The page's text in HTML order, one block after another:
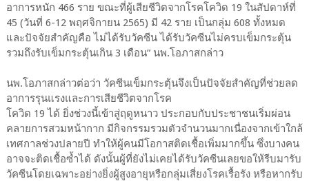
อาการหนัก 466 ราย ขณะที่ผู้เสียชีวิตจากโรคโควิด 19 ในสัปดาห์ที่
45 (วันที่ 6-12 พฤศจิกายน 2565) มี 42 ราย เป็นกลุ่ม 608 ทั้งหมด
และปัจจัยสำคัญคือ ไม่ได้รับวัคซีน ได้รับวัคซีนไม่ครบเข็มกระตุ้น
รวมถึงรับเข็มกระตุ้นเกิน 3 เดือน” นพ.โอภาสกล่าว
นพ.โอภาสกล่าวต่อว่า วัคซีนเข็มกระตุ้นจึงเป็นปัจจัยสำคัญที่ช่วยลด
อาการรุนแรงและการเสียชีวิตจากโรค
โควิด 19 ได้ ยิ่งช่วงนี้เข้าสู่ฤดูหนาว ประกอบกับประชาชนเริ่มผ่อน
คลายการสวมหน้ากาก มีกิจกรรมรวมตัวจำนวนมากเนื่องจากเข้าใกล้
เทศกาลช่วงปลายปี ทำให้ผู้คนมีโอกาสติดเชื้อเพิ่มมากขึ้น ซึ่งบางคน
อาจจะติดเชื้อซ้ำได้ ดังนั้นผู้ที่ยังไม่เคยได้รับวัคซีนเลยขอให้รีบมารับ
วัคซีนโดยเฉพาะอย่างยิ่งผู้สูงอายุหรือกลุ่มเสี่ยงโรคเรื้อรัง หรือหากรับ